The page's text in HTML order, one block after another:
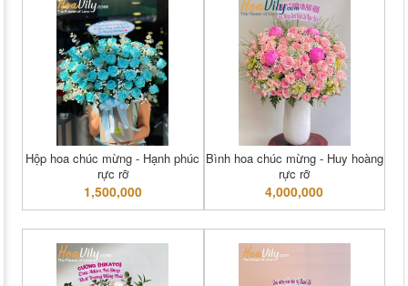
Hộp hoa chúc mừng - Hạnh phúc
rực rỡ
1,500,000
Bình hoa chúc mừng - Huy hoàng
rực rỡ
4,000,000